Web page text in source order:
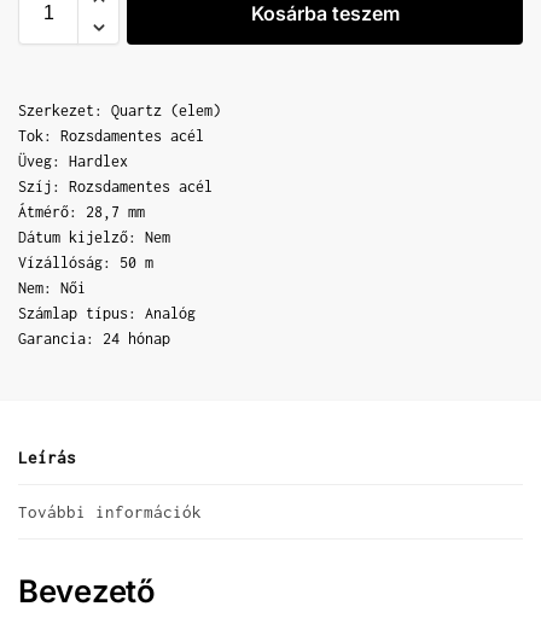
Kosárba teszem
Szerkezet: Quartz (elem)
Tok: Rozsdamentes acél
Üveg: Hardlex
Szíj: Rozsdamentes acél
Átmérő: 28,7 mm
Dátum kijelző: Nem
Vízállóság: 50 m
Nem: Női
Számlap típus: Analóg
Garancia: 24 hónap
Leírás
További információk
Bevezető